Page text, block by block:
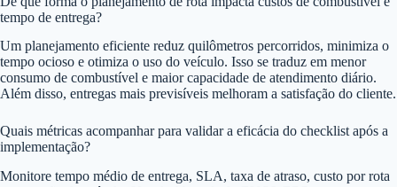
tempo de entrega?
Um planejamento eficiente reduz quilômetros percorridos, minimiza o
tempo ocioso e otimiza o uso do veículo. Isso se traduz em menor
consumo de combustível e maior capacidade de atendimento diário.
Além disso, entregas mais previsíveis melhoram a satisfação do cliente.
Quais métricas acompanhar para validar a eficácia do checklist após a
implementação?
Monitore tempo médio de entrega, SLA, taxa de atraso, custo por rota